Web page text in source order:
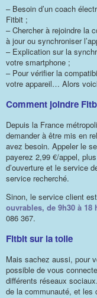
– Besoin d’un coach
Fitbit ;
– Chercher à rejoindre la
à jour ou synchroniser
– Explication sur la
votre smartphone ;
– Pour vérifier la
votre appareil… Alors
Comment joindre
Depuis la France
demander à être mis en
avez besoin. Appeler le
payerez 2,99 €/appel,
d’ouverture et le service
service recherché.
Sinon, le service client
ouvrables, de 9h30 à 18
086 367.
Fitbit sur la toile
Mais sachez aussi, pour
possible de vous
différents réseaux
de la communauté, et les